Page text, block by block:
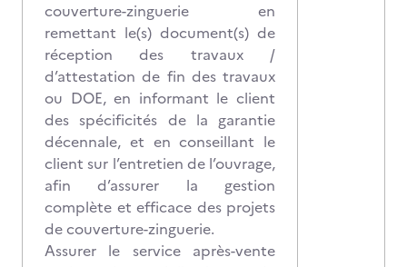
couverture-zinguerie en
remettant le(s) document(s) de
réception des travaux /
d’attestation de fin des travaux
ou DOE, en informant le client
des spécificités de la garantie
décennale, et en conseillant le
client sur l’entretien de l’ouvrage,
afin d’assurer la gestion
complète et efficace des projets
de couverture-zinguerie.
Assurer le service après-vente